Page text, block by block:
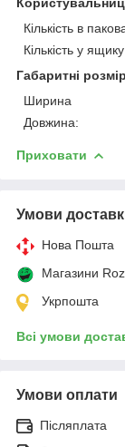
Кількість в
Кількість у ящику
Габаритні
Ширина
Довжина:
Приховати
Умови
Нова Пошта
Магазини
Укрпошта
Всі умови
Умови оплати
Післяплата